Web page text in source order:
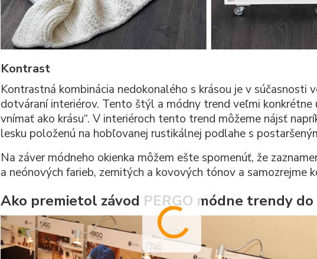
Kontrast
Kontrastná kombinácia nedokonalého s krásou je v súčasnosti
dotváraní interiérov. Tento štýl a módny trend veľmi konkrétne
vnímať ako krásu“. V interiéroch tento trend môžeme nájsť
lesku položenú na hobľovanej rustikálnej podlahe s
Na záver módneho okienka môžem ešte spomenúť, že
a neónových farieb, zemitých a kovových tónov a samozrejme
Ako premietol závod PERGO módne trendy